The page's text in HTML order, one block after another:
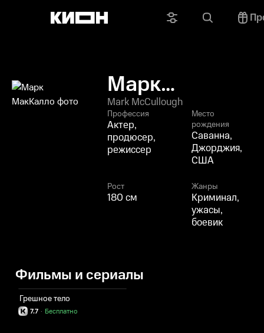
Марк
МакКалло
Mark McCullough
Профессия
Актер,
продюсер,
режиссер
Место
рождения
Саванна,
Джорджия,
США
Рост
180 см
Жанры
Криминал,
ужасы,
боевик
Фильмы и сериалы
Грешное тело
7.7 Бесплатно
·